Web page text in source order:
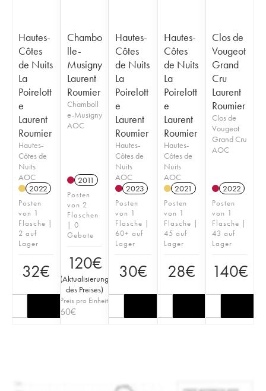
Hautes-
Côtes
de Nuits
La
Poirelott
e
Laurent
Roumier
Hautes-
Côtes de
Nuits
AOC
2022
Posten
von 1
Flasche |
2 auf
Lager
32€
Chambo
lle-
Musigny
Laurent
Roumier
Chamboll
e-Musigny
AOC
2011
Posten
von 2
Flaschen
| 0
Gebote
120€
(Aktualisierung
des Preises)
Preis pro Einheit
60€
Hautes-
Côtes
de Nuits
La
Poirelott
e
Laurent
Roumier
Hautes-
Côtes de
Nuits
AOC
2023
Posten
von 1
Flasche |
60+ auf
Lager
30€
Hautes-
Côtes
de Nuits
La
Poirelott
e
Laurent
Roumier
Hautes-
Côtes de
Nuits
AOC
2021
Posten
von 1
Flasche |
45 auf
Lager
28€
Clos de
Vougeot
Grand
Cru
Laurent
Roumier
Clos de
Vougeot
Grand Cru
AOC
2022
Posten
von 1
Flasche |
43 auf
Lager
140€